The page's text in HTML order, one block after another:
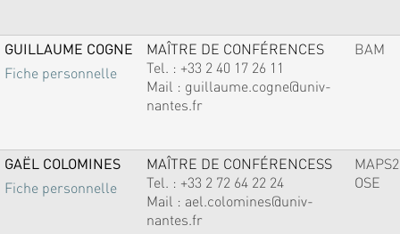
GUILLAUME COGNE
Fiche personnelle
MAÎTRE DE CONFÉRENCES
Tel. : +33 2 40 17 26 11
Mail : guillaume.cogne@univ-
nantes.fr
BAM
GAËL COLOMINES
Fiche personnelle
MAÎTRE DE CONFÉRENCESS
Tel. : +33 2 72 64 22 24
Mail : ael.colomines@univ-
nantes.fr
MAPS2
OSE